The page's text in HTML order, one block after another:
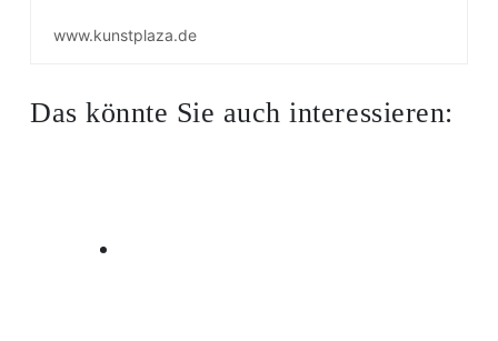
www.kunstplaza.de
Das könnte Sie auch interessieren: